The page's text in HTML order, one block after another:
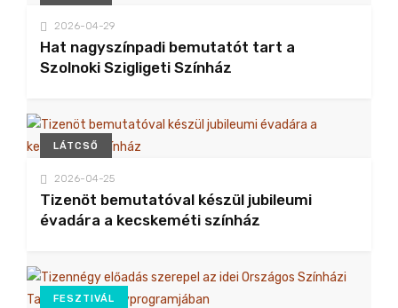
2026-04-29
Hat nagyszínpadi bemutatót tart a
Szolnoki Szigligeti Színház
LÁTCSŐ
2026-04-25
Tizenöt bemutatóval készül jubileumi
évadára a kecskeméti színház
FESZTIVÁL